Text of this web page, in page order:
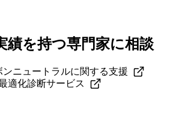
績を持つ専門家に相談
ニュートラルに関する支援
適化診断サービス